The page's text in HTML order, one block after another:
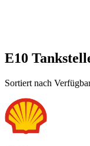
E10
Sortiert nach